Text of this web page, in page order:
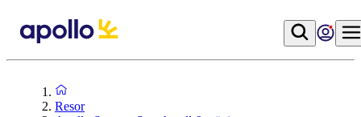
Resor